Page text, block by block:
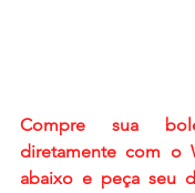
Compre sua
diretamente com o
abaixo e peça seu